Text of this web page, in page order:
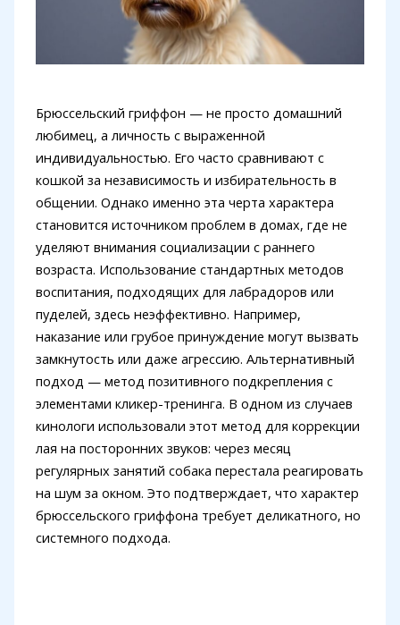
Брюссельский гриффон — не просто домашний
любимец, а личность с выраженной
индивидуальностью. Его часто сравнивают с
кошкой за независимость и избирательность в
общении. Однако именно эта черта характера
становится источником проблем в домах, где не
уделяют внимания социализации с раннего
возраста. Использование стандартных методов
воспитания, подходящих для лабрадоров или
пуделей, здесь неэффективно. Например,
наказание или грубое принуждение могут вызвать
замкнутость или даже агрессию. Альтернативный
подход — метод позитивного подкрепления с
элементами кликер-тренинга. В одном из случаев
кинологи использовали этот метод для коррекции
лая на посторонних звуков: через месяц
регулярных занятий собака перестала реагировать
на шум за окном. Это подтверждает, что характер
брюссельского гриффона требует деликатного, но
системного подхода.